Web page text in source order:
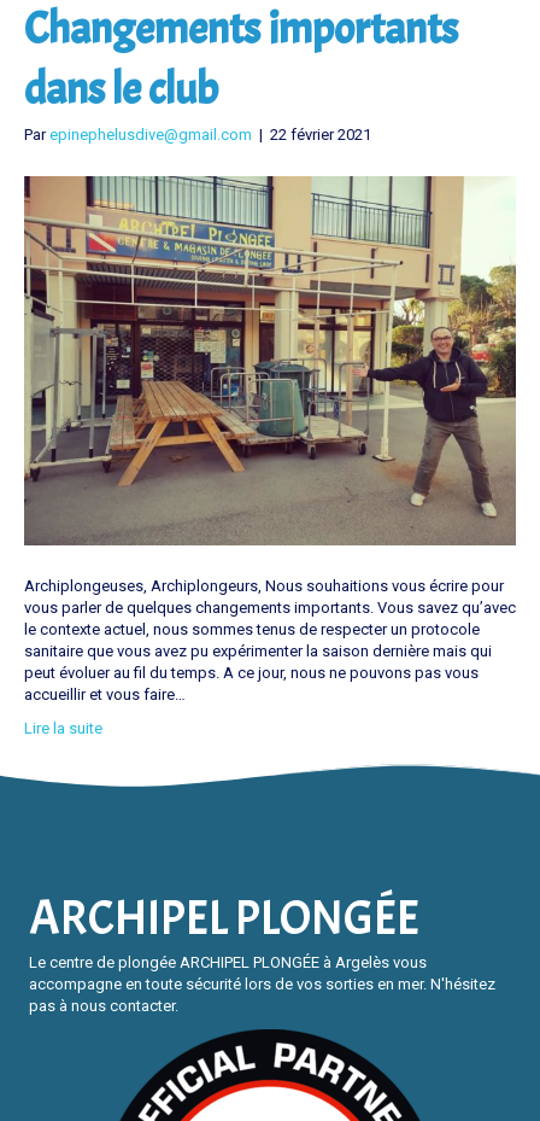
Changements importants
dans le club
Parepinephelusdive@gmail.com | 22 février 2021
Archiplongeuses, Archiplongeurs, Nous souhaitions vous écrire pour
vous parler de quelques changements importants. Vous savez qu’avec
le contexte actuel, nous sommes tenus de respecter un protocole
sanitaire que vous avez pu expérimenter la saison dernière mais qui
peut évoluer au fil du temps. A ce jour, nous ne pouvons pas vous
accueillir et vous faire…
Lire la suite
ARCHIPEL PLONGÉE
Le centre de plongée ARCHIPEL PLONGÉE à Argelès vous
accompagne en toute sécurité lors de vos sorties en mer. N'hésitez
pas à nous contacter.